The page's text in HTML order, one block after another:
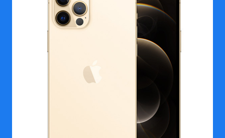
Song song với đó phải kể đến Animojiđược tích hợp
nhiều biểu tượng thú vị và ngộ nghĩnh hơn giúp bạn
thêm nhiều lựa chọn để giải trí.
Thiết kế không có nhiều sự khác biệt
iPhone Xs được thừa hưởng vẻ đẹp từ người đàn anh
của mình là chiếc điện thoại iPhone X với phần khung